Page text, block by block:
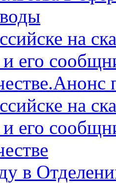
на
его
на
его
в